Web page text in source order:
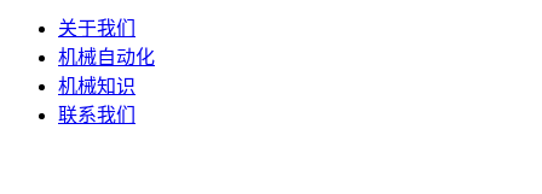
关于我们
机械自动化
机械知识
联系我们